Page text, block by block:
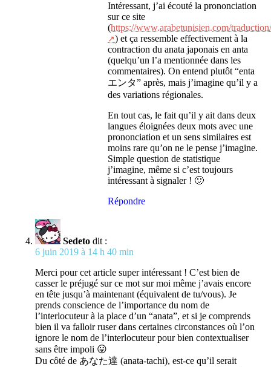
Intéressant, j’ai écouté la prononciation
sur ce site
(https://www.arabetunisien.com/
) et ça ressemble effectivement à la
contraction du anata japonais en anta
(quelqu’un l’a mentionnée dans les
commentaires). On entend plutôt “enta
エンタ” après, mais j’imagine qu’il y a
des variations régionales.
En tout cas, le fait qu’il y ait dans deux
langues éloignées deux mots avec une
prononciation et un sens similaires est
moins rare qu’on ne le pense j’imagine.
Simple question de statistique
j’imagine, même si c’est toujours
intéressant à signaler ! 🙂
Répondre
Sedeto dit :
6 juin 2019 à 14 h 40 min
Merci pour cet article super intéressant ! C’est bien de
casser le préjugé sur ce mot sur moi même j’avais encore
en tête jusqu’à maintenant (équivalent de tu/vous). Je
prends conscience de l’importance du nom de
l’interlocuteur à la place d’un “anata”, et si je comprends
bien il va falloir ruser dans certaines circonstances où l’on
ignore le nom de l’interlocuteur pour bien contextualiser
sans être impoli 😛
Du côté de あなた達 (anata-tachi), est-ce qu’il serait